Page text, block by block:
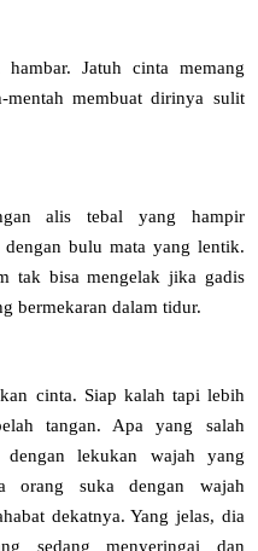
Jatuh cinta memang
membuat dirinya sulit
alis tebal yang hampir
bulu mata yang lentik.
tak bisa mengelak jika gadis
bermekaran dalam tidur.
cinta. Siap kalah tapi lebih
tangan. Apa yang salah
dengan lekukan wajah yang
orang suka dengan wajah
dekatnya. Yang jelas, dia
sedang menyeringai dan